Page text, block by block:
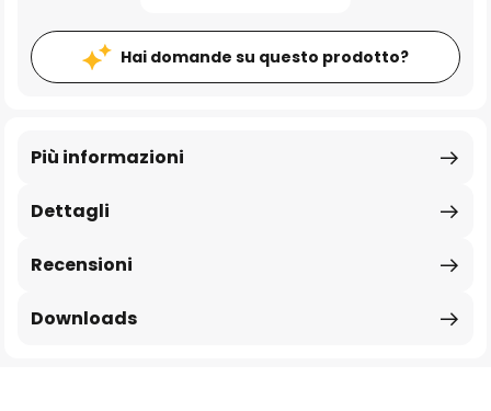
Hai domande su questo prodotto?
Dettagli
Più informazioni
Recensioni
Downloads